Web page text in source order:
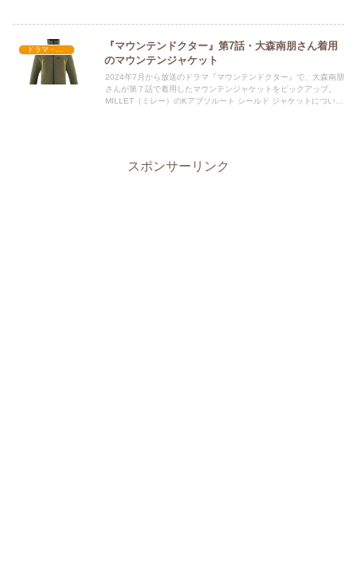
『マウンテンドクター』第7話・大森南朋さん着用
のマウンテンジャケット
2024年7月から放送のドラマ『マウンテンドクター』で、大森南朋
さんが第７話で着用したマウンテンジャケットをピックアップ。
MILLET（ミレー）のKアブソルート シールド ジャケットについて
スポンサーリンク